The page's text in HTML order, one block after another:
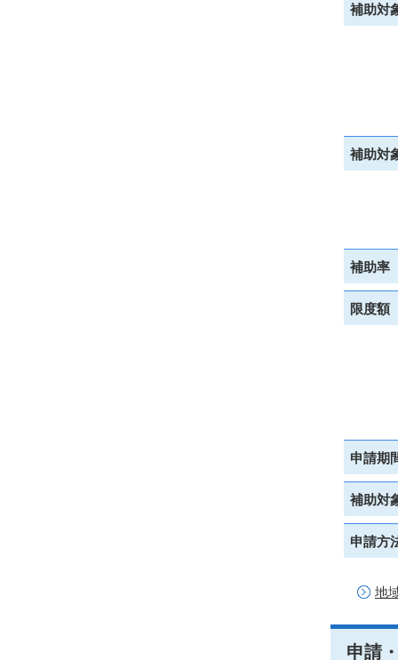
補助対
補助対
補助率
限度額
申請期
補助対
申請方
地
申請